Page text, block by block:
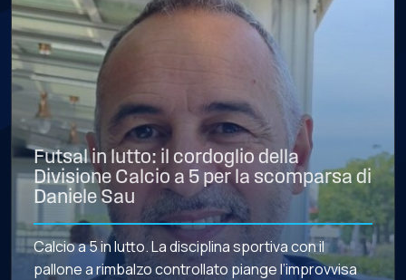
Futsal in lutto: il cordoglio della
Divisione Calcio a 5 per la scomparsa di
Daniele Sau
Calcio a 5 in lutto. La disciplina sportiva con il
pallone a rimbalzo controllato piange l’improvvisa